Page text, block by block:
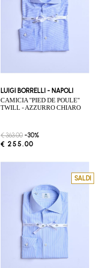
LUIGI BORRELLI - NAPOLI
CAMICIA "PIED DE POULE"
TWILL - AZZURRO CHIARO
€ 363.00 -30%
€ 255.00
SALDI